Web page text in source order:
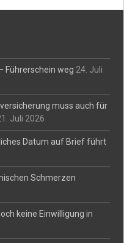
Führerschein weg 24. Juli
muss auch für
Juli 2026
Datum auf Brief führt
Schmerzen
keine Einwilligung in